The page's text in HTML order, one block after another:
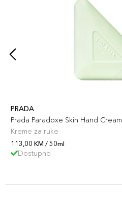
PRADA
Prada Paradoxe Skin Hand Cream
Kreme za ruke
113,00 KM / 50ml
Dostupno